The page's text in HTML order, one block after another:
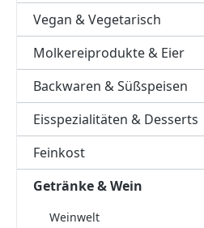
Vegan & Vegetarisch
Molkereiprodukte & Eier
Backwaren & Süßspeisen
Eisspezialitäten & Desserts
Feinkost
Getränke & Wein
Weinwelt